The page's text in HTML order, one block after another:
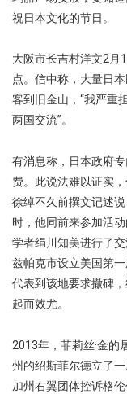
祝日本文化的节日。
大阪市长吉村洋文2月
点。信中称，大量日
客到旧金山，“我严重
两国交流”。
有消息称，日本政府
费。此说法难以证实
徐绰不久前撰文记述
时，他同前来参加活
学者绢川知美进行了
兹帕克市设立美国第
代表到该地要求撤碑
起而效尤。
2013年，菲莉丝·金的
州的绍斯菲尔德立了
加州右翼团体控诉格